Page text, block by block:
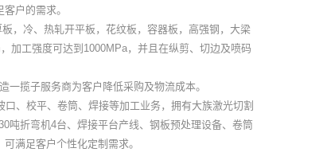
户的需求。
，冷、热轧开平板，花纹板，容器板，高强钢，大梁
加工强度可达到1000MPa，并且在纵剪、切边及喷码
揽子服务商为客户降低采购及物流成本。
、校平、卷筒、焊接等加工业务，拥有大族激光切割
吨折弯机4台、焊接平台产线、钢板预处理设备、卷筒
满足客户个性化定制需求。